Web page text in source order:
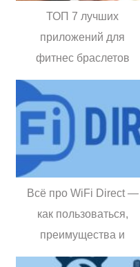
ТОП 7 лучших
приложений для
фитнес браслетов
Всё про WiFi Direct —
как пользоваться,
преимущества и
недостатки